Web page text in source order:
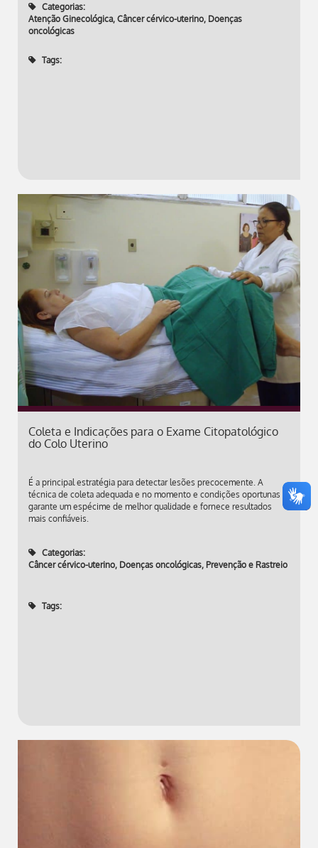
Categorias:
Atenção Ginecológica, Câncer cérvico-uterino, Doenças
oncológicas
Tags:
Coleta e Indicações para o Exame Citopatológico
do Colo Uterino
É a principal estratégia para detectar lesões precocemente. A
técnica de coleta adequada e no momento e condições oportunas
garante um espécime de melhor qualidade e fornece resultados
mais confiáveis.
Categorias:
Câncer cérvico-uterino, Doenças oncológicas, Prevenção e Rastreio
Tags: